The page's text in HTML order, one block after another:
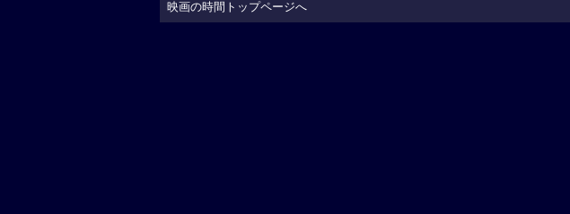
映画の時間トップページへ